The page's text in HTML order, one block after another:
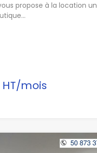
propose à la location un
HT/mois